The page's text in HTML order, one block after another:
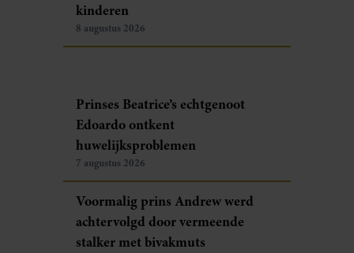
kinderen
8 augustus 2026
Prinses Beatrice’s echtgenoot
Edoardo ontkent
huwelijksproblemen
7 augustus 2026
Voormalig prins Andrew werd
achtervolgd door vermeende
stalker met bivakmuts